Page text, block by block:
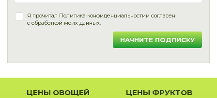
Я прочитал Политика конфиденциальностии согласен
с обработкой моих данных.
НАЧНИТЕ ПОДПИСКУ
ЦЕНЫ ОВОЩЕЙ ЦЕНЫ ФРУКТОВ